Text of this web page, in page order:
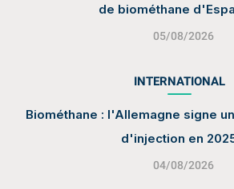
de biométhane
05/08/2026
INTERNATIONAL
Biométhane : l'Allemagne signe
d'injection en
04/08/2026